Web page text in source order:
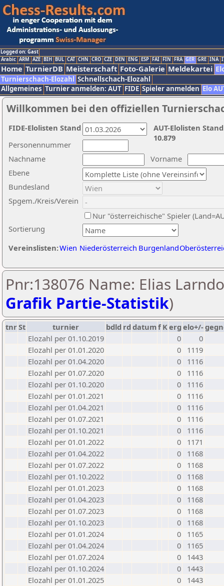
Logged on: Gast
Arabic ARM AZE BIH BUL CAT CHN CRO CZE DEN ENG ESP FAI FIN FRA GER GRE INA
Home TurnierDB Meisterschaft Foto-Galerie Meldekartei
Turnierschach-Elozahl Schnellschach-Elozahl
Allgemeines Turnier anmelden: AUT FIDE Spieler anmelden Elo
Willkommen bei den offiziellen
Nachname
Vorname
Ebene
Sortierung
Personennummer
Bundesland
Spgem./Kreis/Verein
Nur "österreichische" Spieler
Vereinslisten:Wien Niederösterreich Burgenland
AUT-Elolisten
10.879
FIDE-Elolisten Stand
Pnr:138076 Name: Elias
Grafik Partie-Statistik)
tnrSt turnier bdld rd datumf Kerg elo+/-
Elozahl per 01.10.2019
0
0
Elozahl per 01.01.2020
0
1119
Elozahl per 01.04.2020
0
1116
Elozahl per 01.07.2020
0
1116
Elozahl per 01.10.2020
0
1116
Elozahl per 01.01.2021
0
1116
Elozahl per 01.04.2021
0
1116
Elozahl per 01.07.2021
0
1116
Elozahl per 01.10.2021
0
1116
Elozahl per 01.01.2022
0
1171
Elozahl per 01.04.2022
0
1168
Elozahl per 01.07.2022
0
1168
Elozahl per 01.10.2022
0
1168
Elozahl per 01.01.2023
0
1168
Elozahl per 01.04.2023
0
1168
Elozahl per 01.07.2023
0
1168
Elozahl per 01.10.2023
0
1168
Elozahl per 01.01.2024
0
1165
Elozahl per 01.04.2024
0
1165
Elozahl per 01.07.2024
0
1443
Elozahl per 01.10.2024
0
1443
Elozahl per 01.01.2025
0
1443